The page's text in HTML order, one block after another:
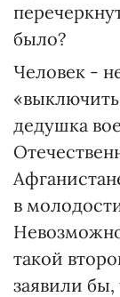
было?
Человек -
дедушка
в
такой
заявили бы,